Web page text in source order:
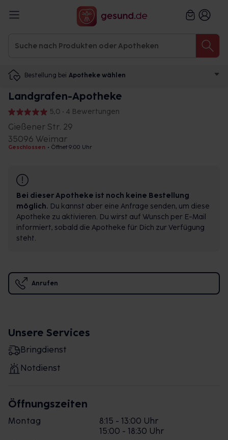
Bestellung bei Apotheke wählen
Landgrafen-Apotheke
5,0 • 4 Bewertungen
Gießener Str. 29
35096 Weimar
Geschlossen • Öffnet 9:00 Uhr
Bei dieser Apotheke ist noch keine Bestellung
möglich. Du kannst aber eine Anfrage senden, um diese
Apotheke zu aktivieren. Du wirst auf Wunsch per E-Mail
informiert, sobald die Apotheke für Dich zur Verfügung
steht.
Anrufen
Unsere Services
Bringdienst
Notdienst
Öffnungszeiten
Montag
8:15 - 13:00 Uhr
15:00 - 18:30 Uhr